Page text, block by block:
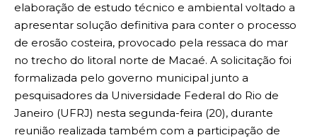
elaboração de estudo técnico e ambiental voltado a
apresentar solução definitiva para conter o processo
de erosão costeira, provocado pela ressaca do mar
no trecho do litoral norte de Macaé. A solicitação foi
formalizada pelo governo municipal junto a
pesquisadores da Universidade Federal do Rio de
Janeiro (UFRJ) nesta segunda-feira (20), durante
reunião realizada também com a participação de